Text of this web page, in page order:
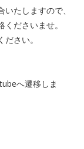
たしますので、
ださいませ。
さい。
へ遷移しま